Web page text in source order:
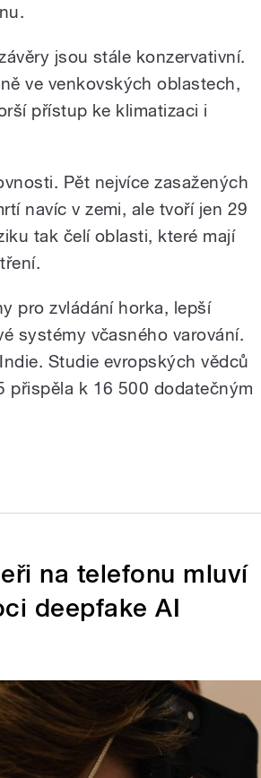
jsou stále konzervativní.
ve venkovských oblastech,
přístup ke klimatizaci i
Pět nejvíce zasažených
navíc v zemi, ale tvoří jen 29
tak čelí oblasti, které mají
pro zvládání horka, lepší
systémy včasného varování.
Studie evropských vědců
přispěla k 16 500 dodatečným
na telefonu mluví
deepfake AI